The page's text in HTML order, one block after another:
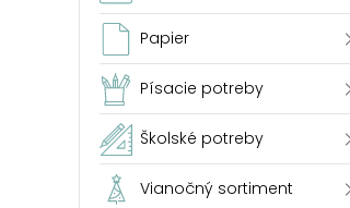
Papier
Písacie potreby
Školské potreby
Vianočný sortiment